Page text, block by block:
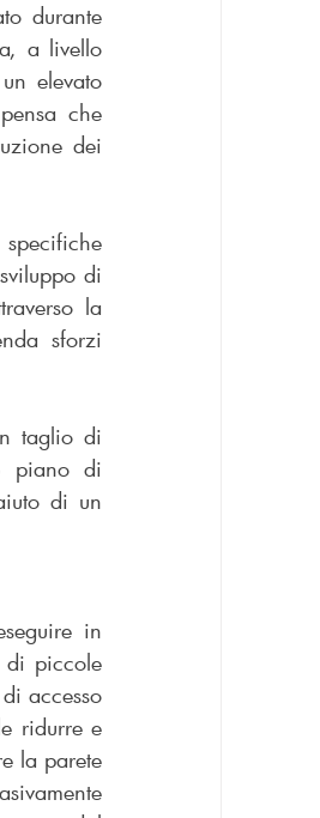
durante
a livello
elevato
che
dei
la
sforzi
taglio di
piano di
di un
in
piccole
accesso
ridurre e
la parete